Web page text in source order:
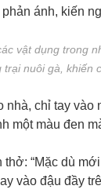
ánh, kiến
vật dụng trong
nuôi gà, khiến
nhà, chỉ tay
một màu đen
“Mặc dù
vào đậu đầy